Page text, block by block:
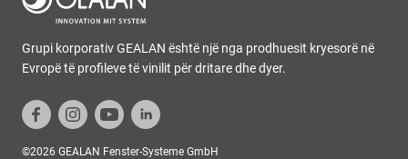
Grupi korporativ GEALAN është një nga prodhuesit kryesorë në
Evropë të profileve të vinilit për dritare dhe dyer.
©2026 GEALAN Fenster-Systeme GmbH